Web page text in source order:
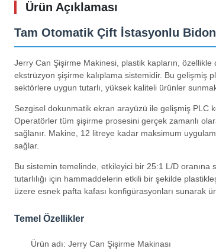
Ürün Açıklaması
Tam Otomatik Çift İstasyonlu
Jerry Can Şişirme Makinesi, plastik kapların,
ekstrüzyon şişirme kalıplama sistemidir. Bu gelişmiş
sektörlere uygun tutarlı, yüksek kaliteli ürünler
Sezgisel dokunmatik ekran arayüzü ile gelişmiş PLC
Operatörler tüm şişirme prosesini gerçek zamanlı
sağlanır. Makine, 12 litreye kadar maksimum
sağlar.
Bu sistemin temelinde, etkileyici bir 25:1 L/D oranına
tutarlılığı için hammaddelerin etkili bir şekilde
üzere esnek pafta kafası konfigürasyonları sunarak
Temel Özellikler
Ürün adı: Jerry Can Şişirme Makinası